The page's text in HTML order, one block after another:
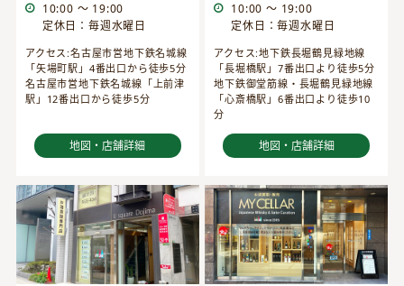
10:00 ～ 19:00
定休日：毎週水曜日
アクセス:名古屋市営地下鉄名城線
「矢場町駅」4番出口から徒歩5分
名古屋市営地下鉄名城線「上前津
駅」12番出口から徒歩5分
地図・店舗詳細
10:00 ～ 19:00
定休日：毎週水曜日
アクセス:地下鉄長堀鶴見緑地線
「長堀橋駅」7番出口より徒歩5分
地下鉄御堂筋線・長堀鶴見緑地線
「心斎橋駅」6番出口より徒歩10
分
地図・店舗詳細